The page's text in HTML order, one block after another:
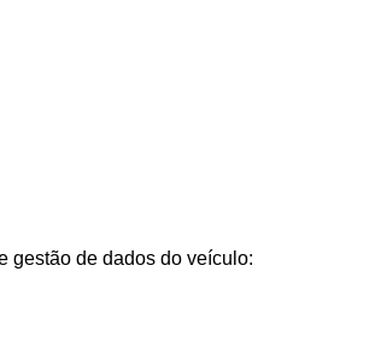
gestão de dados do veículo: